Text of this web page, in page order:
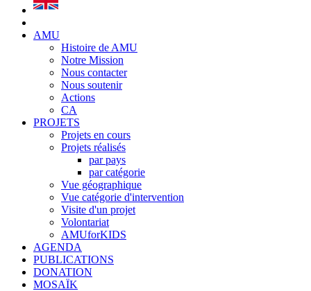
AMU
Histoire de AMU
Notre Mission
Nous contacter
Nous soutenir
Actions
CA
PROJETS
Projets en cours
Projets réalisés
par pays
par catégorie
Vue géographique
Vue catégorie d'intervention
Visite d'un projet
Volontariat
AMUforKIDS
AGENDA
PUBLICATIONS
DONATION
MOSAÏK